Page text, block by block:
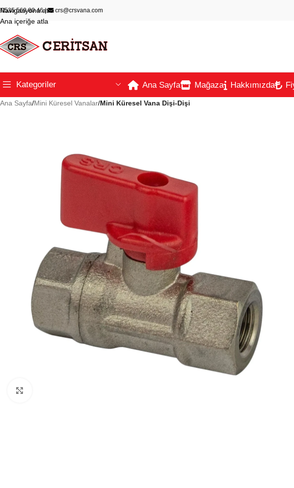
Navigasyona atla
Ana içeriğe atla
0535 569 80 46| crs@crsvana.com
Kategoriler Ana Sayfa Mağaza Hakkımızda
Ana Sayfa/Mini Küresel Vanalar/Mini Küresel Vana Dişi-Dişi